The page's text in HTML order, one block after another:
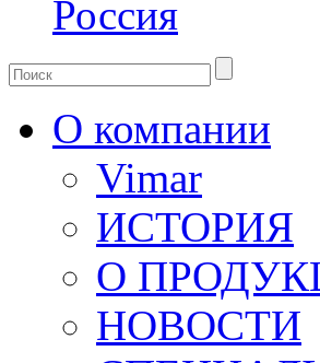
О компании
Vimar
ИСТОРИЯ
О
НОВОСТИ